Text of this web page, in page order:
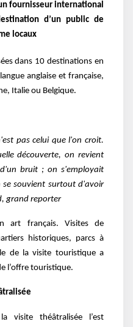
fournisseur international
d’un public de
locaux
dans 10 destinations en
anglaise et française,
Italie ou Belgique.
pas celui que l'on croit.
découverte, on revient
bruit ; on s'employait
souvient surtout d'avoir
grand reporter
art français. Visites de
historiques, parcs à
de la visite touristique a
l’offre touristique.
visite théâtralisée l’est